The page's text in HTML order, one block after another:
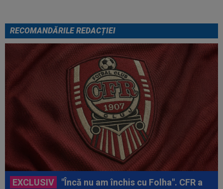
RECOMANDĂRILE REDACȚIEI
EXCLUSIV
"Încă nu am închis cu Folha". CFR a